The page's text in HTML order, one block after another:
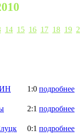
14 15 16 17 18 19
1:0 подробнее
2:1 подробнее
0:1 подробнее